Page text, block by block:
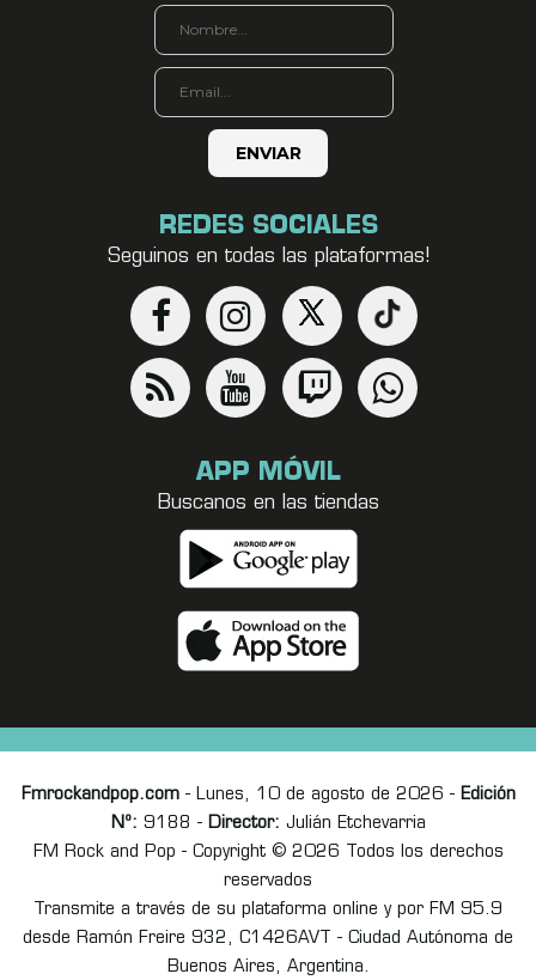
REDES SOCIALES
Seguinos en todas las plataformas!
APP MÓVIL
Buscanos en las tiendas
Fmrockandpop.com- Lunes, 10 de agosto de 2026 - Edición
Nº: 9188 - Director: Julián Etchevarria
FM Rock and Pop - Copyright © 2026 Todos los derechos
reservados
Transmite a través de su plataforma online y por FM 95.9
desde Ramón Freire 932, C1426AVT - Ciudad Autónoma de
Buenos Aires, Argentina.